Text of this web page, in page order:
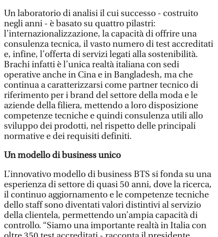
Un laboratorio di analisi il cui successo - costruito
negli anni - è basato su quattro pilastri:
l’internazionalizzazione, la capacità di offrire una
consulenza tecnica, il vasto numero di test accreditati
e, infine, l’offerta di servizi legati alla sostenibilità.
Brachi infatti è l’unica realtà italiana con sedi
operative anche in Cina e in Bangladesh, ma che
continua a caratterizzarsi come partner tecnico di
riferimento per i brand del settore della moda e le
aziende della filiera, mettendo a loro disposizione
competenze tecniche e quindi consulenza utili allo
sviluppo dei prodotti, nel rispetto delle principali
normative e dei requisiti definiti.
Un modello di business unico
L’innovativo modello di business BTS si fonda su una
esperienza di settore di quasi 50 anni, dove la ricerca,
il continuo aggiornamento e le competenze tecniche
dello staff sono diventati valori distintivi al servizio
della clientela, permettendo un’ampia capacità di
controllo. “Siamo una importante realtà in Italia con